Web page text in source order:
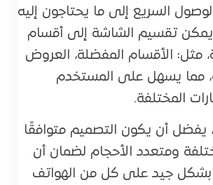
السريع إلى ما يحتاجون إليه
تقسيم الشاشة إلى أقسام
الأقسام المفضلة، العروض
مما يسهل على المستخدم
المختلفة​.
أن يكون التصميم متوافقًا
ومتعدد الأحجام لضمان أن
جيد على كل من الهواتف